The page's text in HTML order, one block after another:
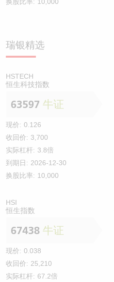
瑞银精选
HSTECH
恒生科技指数
63597 牛证
现价: 0.126
收回价: 3,700
实际杠杆: 3.8倍
到期日: 2026-12-30
换股比率: 10,000
HSI
恒生指数
67438 牛证
现价: 0.038
收回价: 25,210
实际杠杆: 67.2倍